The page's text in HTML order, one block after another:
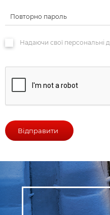
Повторно пароль
Надаючи свої персональні
Відправити